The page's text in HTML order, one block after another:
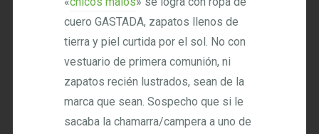
cuero GASTADA, zapatos llenos de
tierra y piel curtida por el sol. No con
vestuario de primera comunión, ni
zapatos recién lustrados, sean de la
marca que sean. Sospecho que si le
sacaba la chamarra/campera a uno de